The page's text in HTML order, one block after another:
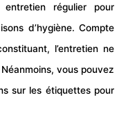
régulier pour
d’hygiène. Compte
l’entretien ne
vous pouvez
sur les étiquettes pour